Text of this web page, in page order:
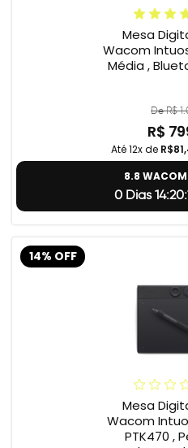
Mesa
Wacom
Média ,
De R$
R$
Até 12x de
8.8 WACOM
0 Dias
14% OFF
Mesa
Wacom
PTK470 ,